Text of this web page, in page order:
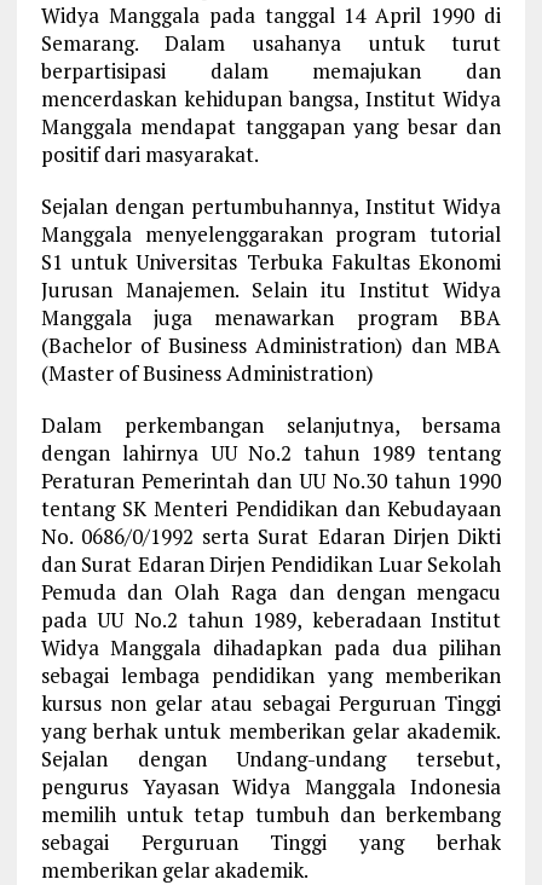
Widya Manggala pada tanggal 14 April 1990 di
Semarang. Dalam usahanya untuk turut
berpartisipasi dalam memajukan dan
mencerdaskan kehidupan bangsa, Institut Widya
Manggala mendapat tanggapan yang besar dan
positif dari masyarakat.
Sejalan dengan pertumbuhannya, Institut Widya
Manggala menyelenggarakan program tutorial
S1 untuk Universitas Terbuka Fakultas Ekonomi
Jurusan Manajemen. Selain itu Institut Widya
Manggala juga menawarkan program BBA
(Bachelor of Business Administration) dan MBA
(Master of Business Administration)
Dalam perkembangan selanjutnya, bersama
dengan lahirnya UU No.2 tahun 1989 tentang
Peraturan Pemerintah dan UU No.30 tahun 1990
tentang SK Menteri Pendidikan dan Kebudayaan
No. 0686/0/1992 serta Surat Edaran Dirjen Dikti
dan Surat Edaran Dirjen Pendidikan Luar Sekolah
Pemuda dan Olah Raga dan dengan mengacu
pada UU No.2 tahun 1989, keberadaan Institut
Widya Manggala dihadapkan pada dua pilihan
sebagai lembaga pendidikan yang memberikan
kursus non gelar atau sebagai Perguruan Tinggi
yang berhak untuk memberikan gelar akademik.
Sejalan dengan Undang-undang tersebut,
pengurus Yayasan Widya Manggala Indonesia
memilih untuk tetap tumbuh dan berkembang
sebagai Perguruan Tinggi yang berhak
memberikan gelar akademik.